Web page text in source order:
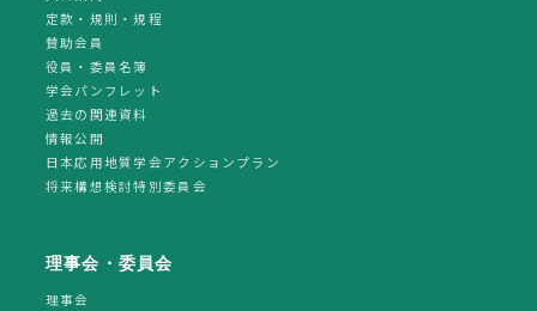
定款・規則・規程
賛助会員
役員・委員名簿
学会パンフレット
過去の関連資料
情報公開
日本応用地質学会アクションプラン
将来構想検討特別委員会
理事会・委員会
理事会